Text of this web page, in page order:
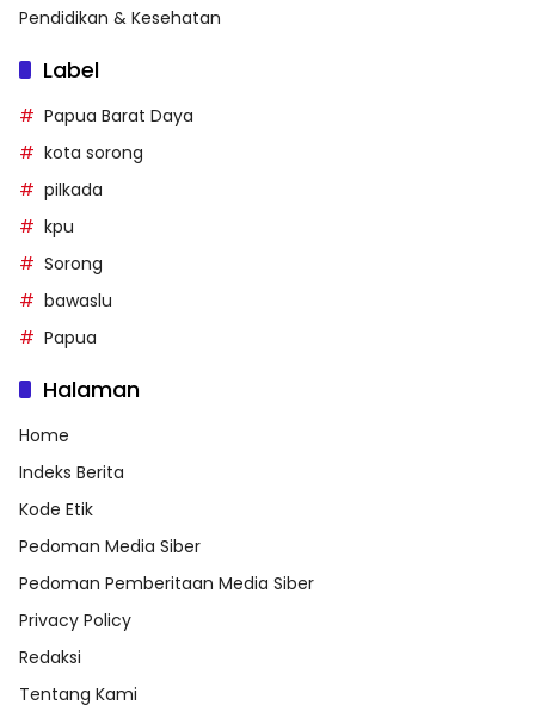
Pendidikan & Kesehatan
Label
Papua Barat Daya
kota sorong
pilkada
kpu
Sorong
bawaslu
Papua
Halaman
Home
Indeks Berita
Kode Etik
Pedoman Media Siber
Pedoman Pemberitaan Media Siber
Privacy Policy
Redaksi
Tentang Kami